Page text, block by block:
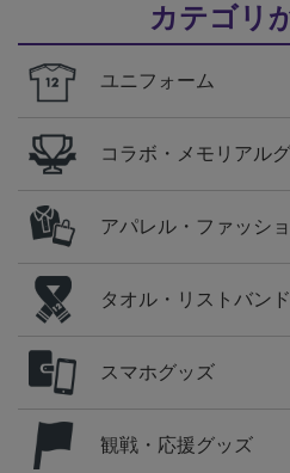
カテゴリ
ユニフォーム
コラボ・メモリアル
アパレル・ファッシ
タオル・リストバンド
スマホグッズ
観戦・応援グッズ